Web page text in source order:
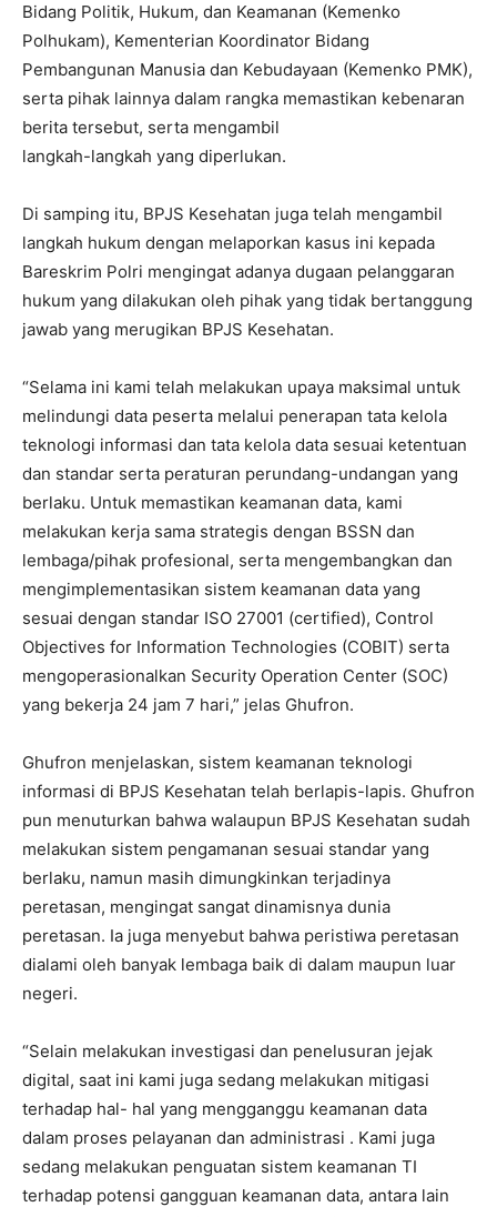
Bidang Politik, Hukum, dan Keamanan (Kemenko
Polhukam), Kementerian Koordinator Bidang
Pembangunan Manusia dan Kebudayaan (Kemenko PMK),
serta pihak lainnya dalam rangka memastikan kebenaran
berita tersebut, serta mengambil
langkah-langkah yang diperlukan.
Di samping itu, BPJS Kesehatan juga telah mengambil
langkah hukum dengan melaporkan kasus ini kepada
Bareskrim Polri mengingat adanya dugaan pelanggaran
hukum yang dilakukan oleh pihak yang tidak bertanggung
jawab yang merugikan BPJS Kesehatan.
“Selama ini kami telah melakukan upaya maksimal untuk
melindungi data peserta melalui penerapan tata kelola
teknologi informasi dan tata kelola data sesuai ketentuan
dan standar serta peraturan perundang-undangan yang
berlaku. Untuk memastikan keamanan data, kami
melakukan kerja sama strategis dengan BSSN dan
lembaga/pihak profesional, serta mengembangkan dan
mengimplementasikan sistem keamanan data yang
sesuai dengan standar ISO 27001 (certified), Control
Objectives for Information Technologies (COBIT) serta
mengoperasionalkan Security Operation Center (SOC)
yang bekerja 24 jam 7 hari,” jelas Ghufron.
Ghufron menjelaskan, sistem keamanan teknologi
informasi di BPJS Kesehatan telah berlapis-lapis. Ghufron
pun menuturkan bahwa walaupun BPJS Kesehatan sudah
melakukan sistem pengamanan sesuai standar yang
berlaku, namun masih dimungkinkan terjadinya
peretasan, mengingat sangat dinamisnya dunia
peretasan. Ia juga menyebut bahwa peristiwa peretasan
dialami oleh banyak lembaga baik di dalam maupun luar
negeri.
“Selain melakukan investigasi dan penelusuran jejak
digital, saat ini kami juga sedang melakukan mitigasi
terhadap hal- hal yang mengganggu keamanan data
dalam proses pelayanan dan administrasi . Kami juga
sedang melakukan penguatan sistem keamanan TI
terhadap potensi gangguan keamanan data, antara lain